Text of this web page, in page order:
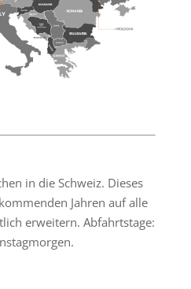
in die Schweiz. Dieses
Jahren auf alle
erweitern. Abfahrtstage: